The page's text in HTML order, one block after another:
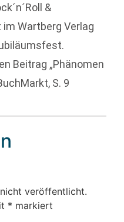
&
Wartberg Verlag
Beitrag „Phänomen
S. 9
veröffentlicht.
* markiert